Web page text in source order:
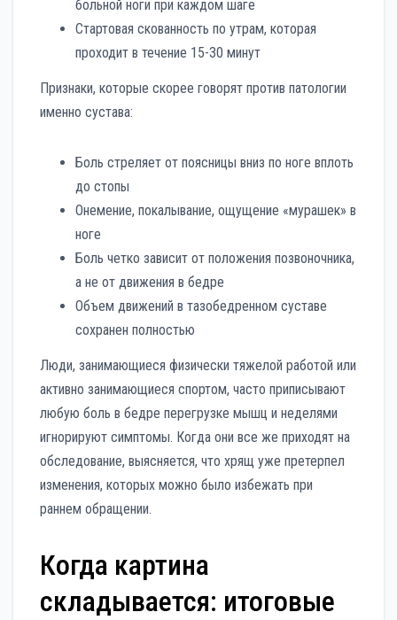
больной ноги при каждом шаге
Стартовая скованность по утрам, которая
проходит в течение 15-30 минут
Признаки, которые скорее говорят против патологии
именно сустава:
Боль стреляет от поясницы вниз по ноге вплоть
до стопы
Онемение, покалывание, ощущение «мурашек» в
ноге
Боль четко зависит от положения позвоночника,
а не от движения в бедре
Объем движений в тазобедренном суставе
сохранен полностью
Люди, занимающиеся физически тяжелой работой или
активно занимающиеся спортом, часто приписывают
любую боль в бедре перегрузке мышц и неделями
игнорируют симптомы. Когда они все же приходят на
обследование, выясняется, что хрящ уже претерпел
изменения, которых можно было избежать при
раннем обращении.
Когда картина
складывается: итоговые